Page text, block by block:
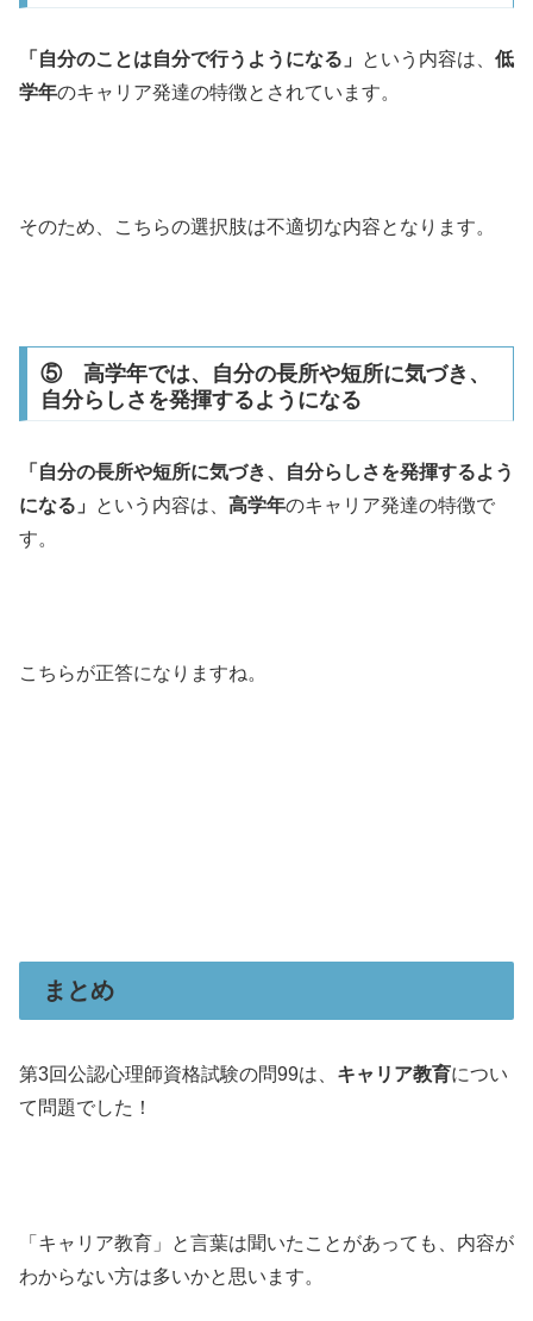
「自分のことは自分で行うようになる」 という内容は、 低
学年のキャリア発達の特徴とされています。
そのため、こちらの選択肢は不適切な内容となります。
⑤ 高学年では、自分の長所や短所に気づき、
自分らしさを発揮するようになる
「自分の長所や短所に気づき、自分らしさを発揮するよう
になる」
という内容は、 高学年のキャリア発達の特徴で
す。
こちらが正答になりますね。
まとめ
第3回公認心理師資格試験の問99は、 キャリア教育につい
て問題でした！
「キャリア教育」と言葉は聞いたことがあっても、内容が
わからない方は多いかと思います。